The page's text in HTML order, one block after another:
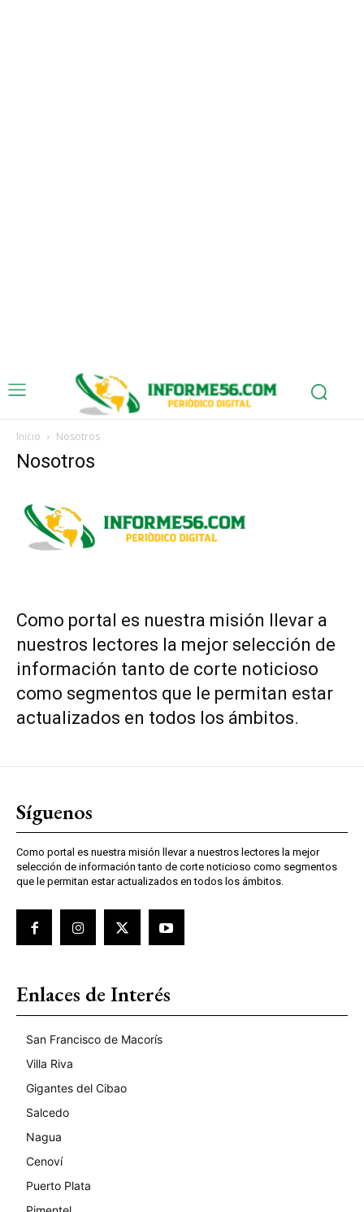
Inicio Nosotros
Nosotros
Como portal es nuestra misión llevar a
nuestros lectores la mejor selección de
información tanto de corte noticioso
como segmentos que le permitan estar
actualizados en todos los ámbitos.
Síguenos
Como portal es nuestra misión llevar a nuestros lectores la mejor
selección de información tanto de corte noticioso como segmentos
que le permitan estar actualizados en todos los ámbitos.
Enlaces de Interés
San Francisco de Macorís
Villa Riva
Gigantes del Cibao
Salcedo
Nagua
Cenoví
Puerto Plata